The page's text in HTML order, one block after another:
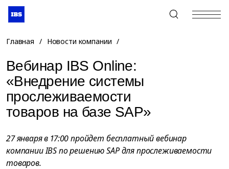
+7 (495) 967-80-80
Главная / Новости компании /
Вебинар IBS Online:
«Внедрение системы
прослеживаемости
товаров на базе SAP»
27 января в 17:00 пройдет бесплатный вебинар
компании IBS по решению SAP для прослеживаемости
товаров.